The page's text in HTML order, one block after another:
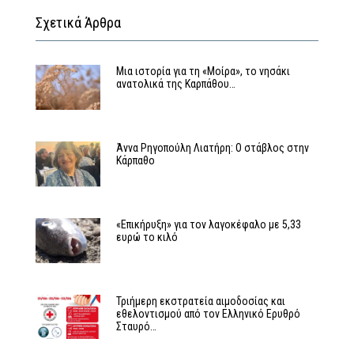
Σχετικά Άρθρα
Μια ιστορία για τη «Μοίρα», το νησάκι
ανατολικά της Καρπάθου…
Άννα Ρηγοπούλη Λιατήρη: Ο στάβλος στην
Κάρπαθο
«Επικήρυξη» για τον λαγοκέφαλο με 5,33
ευρώ το κιλό
Τριήμερη εκστρατεία αιμοδοσίας και
εθελοντισμού από τον Ελληνικό Ερυθρό
Σταυρό…